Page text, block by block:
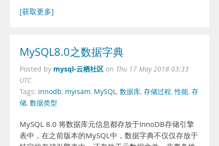
[获取更多]
MySQL8.0之数据字典
Posted by mysql-云栖社区 on Thu 17 May 2018 03:33
UTC
Tags: innodb, myisam, MySQL, 数据库, 存储过程,性能, 存
储, 数据类型
MySQL 8.0 将数据库元信息都存放于InnoDB存储引擎
表中，在之前版本的MySQL中，数据字典不仅仅存放于